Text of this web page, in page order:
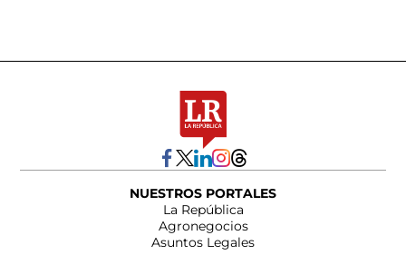
NUESTROS PORTALES
La República
Agronegocios
Asuntos Legales